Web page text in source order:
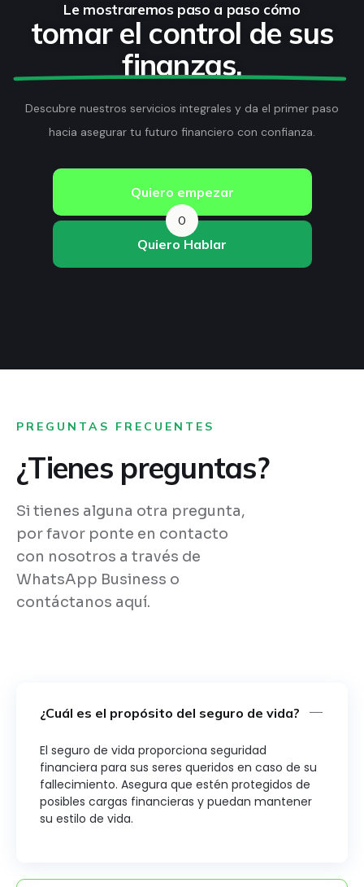
Le mostraremos paso a paso cómo
tomar el control de sus
finanzas.
Descubre nuestros servicios integrales y da el primer paso
hacia asegurar tu futuro financiero con confianza.
Quiero empezar
O
Quiero Hablar
PREGUNTAS FRECUENTES
¿Tienes preguntas?
Si tienes alguna otra pregunta,
por favor ponte en contacto
con nosotros a través de
WhatsApp Business o
contáctanos aquí.
¿Cuál es el propósito del seguro de vida?
El seguro de vida proporciona seguridad
financiera para sus seres queridos en caso de su
fallecimiento. Asegura que estén protegidos de
posibles cargas financieras y puedan mantener
su estilo de vida.